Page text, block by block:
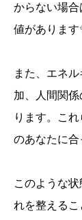
からない場
値があります
また、エネ
加、人間関
ります。こ
のあなたに合
このような
れを整える